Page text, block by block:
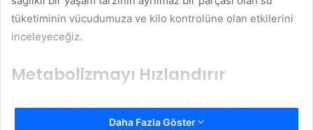
tüketiminin vücudumuza ve kilo kontrolüne olan etkilerini
inceleyeceğiz.
Metabolizmayı Hızlandırır
istiyorsanız, su tüketiminin metabolizmanız üzerindeki
Daha Fazla Göster